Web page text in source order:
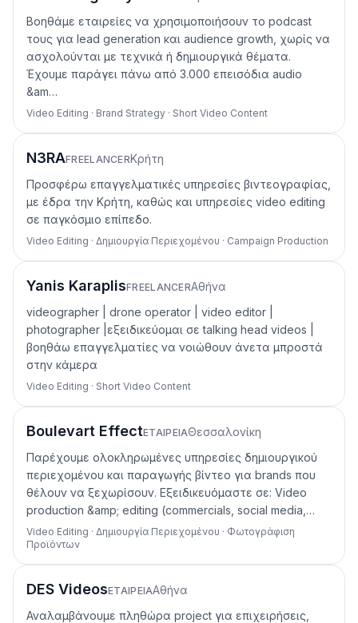
Βοηθάμε εταιρείες να χρησιμοποιήσουν το podcast
τους για lead generation και audience growth, χωρίς να
ασχολούνται με τεχνικά ή δημιουργικά θέματα.
Έχουμε παράγει πάνω από 3.000 επεισόδια audio
&am…
Video Editing · Brand Strategy · Short Video Content
N3RAFREELANCERΚρήτη
Προσφέρω επαγγελματικές υπηρεσίες βιντεογραφίας,
με έδρα την Κρήτη, καθώς και υπηρεσίες video editing
σε παγκόσμιο επίπεδο.
Video Editing · Δημιουργία Περιεχομένου · Campaign Production
Yanis KaraplisFREELANCERΑθήνα
videographer | drone operator | video editor |
photographer |εξειδικεύομαι σε talking head videos |
βοηθάω επαγγελματίες να νοιώθουν άνετα μπροστά
στην κάμερα
Video Editing · Short Video Content
Boulevart EffectΕΤΑΙΡΕΊΑΘεσσαλονίκη
Παρέχουμε ολοκληρωμένες υπηρεσίες δημιουργικού
περιεχομένου και παραγωγής βίντεο για brands που
θέλουν να ξεχωρίσουν. Εξειδικευόμαστε σε: Video
production &amp; editing (commercials, social media,…
Video Editing · Δημιουργία Περιεχομένου · Φωτογράφιση
Προϊόντων
DES VideosΕΤΑΙΡΕΊΑΑθήνα
Αναλαμβάνουμε πληθώρα project για επιχειρήσεις,